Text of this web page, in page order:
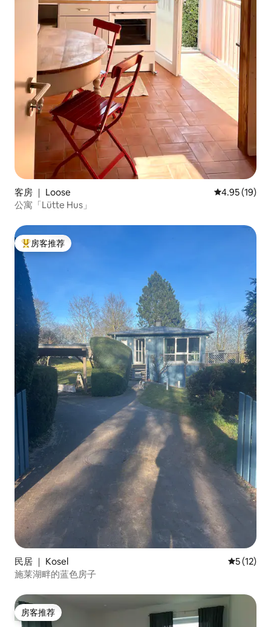
客房 ｜ Loose 平均评分
4.95 (19)
公寓「Lütte Hus」
热门「房客推荐」
房客推荐
民居 ｜ Kosel 平均评分
5 (12)
施莱湖畔的蓝色房子
房客推荐
房客推荐